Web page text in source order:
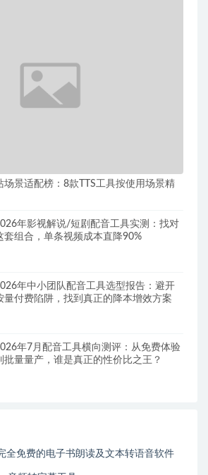
景适配榜：8款TTS工具按使用场景精
年影视解说/短剧配音工具实测：找对
套组合，单条视频成本直降90%
年中小团队配音工具选型报告：避开
量付费陷阱，找到真正的降本增效方案
年7月配音工具横向测评：从免费体验
批量量产，谁是真正的性价比之王？
全免费的电子书朗读及文本转语音软件